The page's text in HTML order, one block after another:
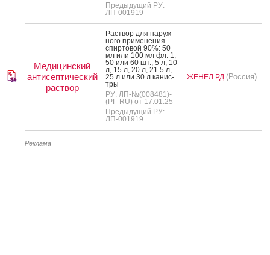
Предыдущий РУ:
ЛП-001919
Медицинский
антисептический
раствор
Рас­твор для на­руж­
но­го при­мене­ния
спир­то­вой 90%: 50
мл или 100 мл фл. 1,
50 или 60 шт., 5 л, 10
л, 15 л, 20 л, 21.5 л,
25 л или 30 л ка­нис­
тры
РУ: ЛП-№(008481)-
(РГ-RU) от 17.01.25
Предыдущий РУ:
ЛП-001919
ЖЕНЕЛ РД (Россия)
Реклама